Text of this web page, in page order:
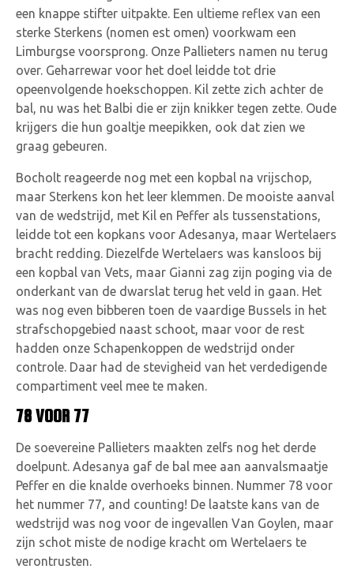
een knappe stifter uitpakte. Een ultieme reflex van een
sterke Sterkens (nomen est omen) voorkwam een
Limburgse voorsprong. Onze Pallieters namen nu terug
over. Geharrewar voor het doel leidde tot drie
opeenvolgende hoekschoppen. Kil zette zich achter de
bal, nu was het Balbi die er zijn knikker tegen zette. Oude
krijgers die hun goaltje meepikken, ook dat zien we
graag gebeuren.
Bocholt reageerde nog met een kopbal na vrijschop,
maar Sterkens kon het leer klemmen. De mooiste aanval
van de wedstrijd, met Kil en Peffer als tussenstations,
leidde tot een kopkans voor Adesanya, maar Wertelaers
bracht redding. Diezelfde Wertelaers was kansloos bij
een kopbal van Vets, maar Gianni zag zijn poging via de
onderkant van de dwarslat terug het veld in gaan. Het
was nog even bibberen toen de vaardige Bussels in het
strafschopgebied naast schoot, maar voor de rest
hadden onze Schapenkoppen de wedstrijd onder
controle. Daar had de stevigheid van het verdedigende
compartiment veel mee te maken.
78 VOOR 77
De soevereine Pallieters maakten zelfs nog het derde
doelpunt. Adesanya gaf de bal mee aan aanvalsmaatje
Peffer en die knalde overhoeks binnen. Nummer 78 voor
het nummer 77, and counting! De laatste kans van de
wedstrijd was nog voor de ingevallen Van Goylen, maar
zijn schot miste de nodige kracht om Wertelaers te
verontrusten.